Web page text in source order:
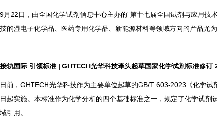
9月22日，由全国化学试剂信息中心主办的“第十七届全国试剂与应用
技的湿电子化学品、医药专用化学品、新能源材料等领域方向的产品尤
接轨国际 引领标准 | GHTECH光华科技牵头起草国家化学试剂标准修订
日前，GHTECH光华科技作为主要单位起草的GB/T 603-2023《化学
日起实施。本标准作为化学分析的四个基础标准之一，规定了化学试
域引用。